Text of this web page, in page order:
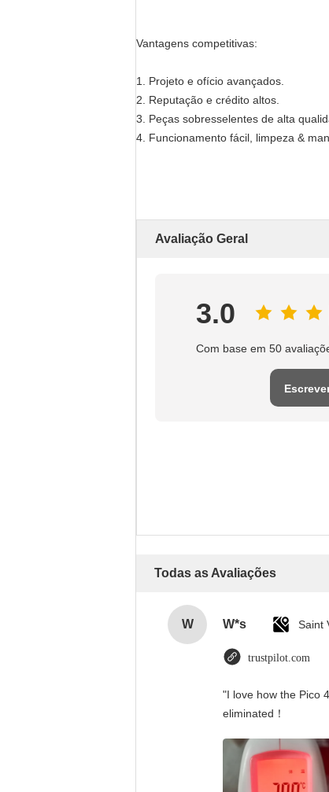
Vantagens competitivas:
1. Projeto e ofício avançados.
2. Reputação e crédito altos.
3. Peças sobresselentes de alta
4. Funcionamento fácil, limpeza &
Avaliação Geral
3.0
Com base em 50
Todas as Avaliações
W W*s
trustpilot.com
"I love how the Pico
eliminated！